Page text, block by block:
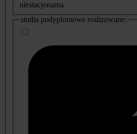
niestacjonarna
studia podyplomowe realizowane: